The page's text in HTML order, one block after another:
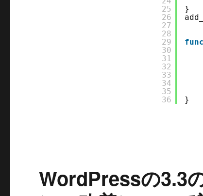
25
26
27
28
29
30
31
32
33
34
35
36
}
}
WordPressの3.3